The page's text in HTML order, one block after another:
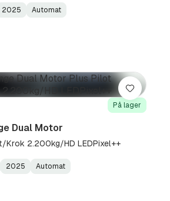
2025
Automat
På lager
Dual Motor
Krok 2.200kg/HD LEDPixel++
2025
Automat
Lagre